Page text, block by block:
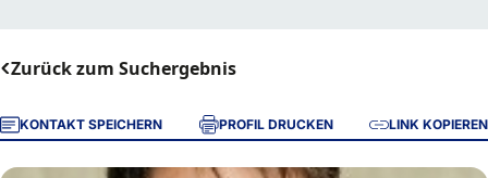
Zurück zum Suchergebnis
KONTAKT SPEICHERN PROFIL DRUCKEN LINK KOPIEREN